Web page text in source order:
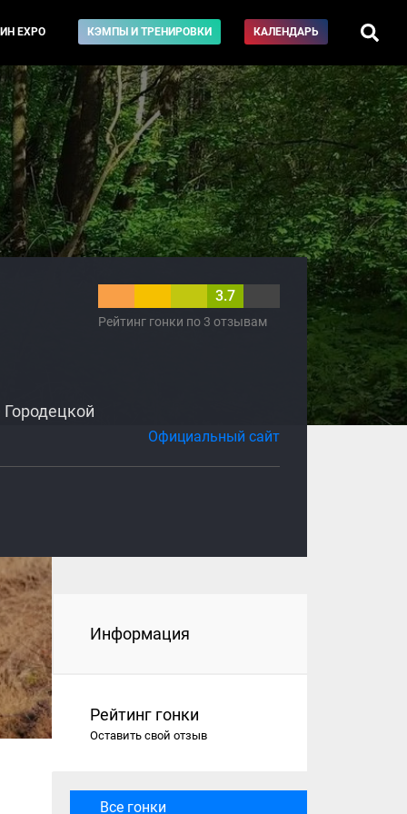
EXPO КЭМПЫ И ТРЕНИРОВКИ КАЛЕНДАРЬ
3.7
Рейтинг гонки по 3 отзывам
Официальный сайт
Информация
Рейтинг гонки
Оставить свой отзыв
Все гонки